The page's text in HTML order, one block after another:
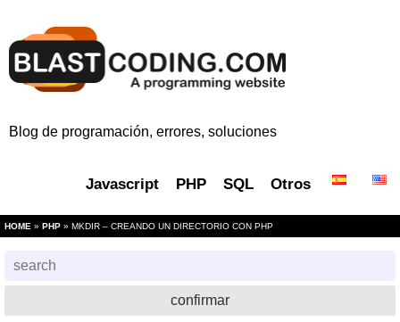
Blog de programación, errores, soluciones
Javascript PHP SQL Otros
HOME » PHP » MKDIR – CREANDO UN DIRECTORIO CON PHP